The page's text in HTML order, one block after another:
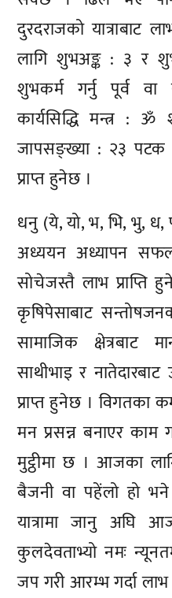
दुरदराजको
लागि शुभअङ्क : ३ र
शुभकर्म गर्नु पूर्व
कार्यसिद्धि मन्त्र :
जापसङ्ख्या : २३ पटक
प्राप्त हुनेछ ।
धनु (ये, यो, भ, भि, भु,
अध्ययन अध्यापन
सोचेजस्तै लाभ प्राप्ति
कृषिपेसाबाट
सामाजिक क्षेत्रबाट
साथीभाइ र
प्राप्त हुनेछ । विगतका
मन प्रसन्न बनाएर काम
मुट्ठीमा छ । आजका
बैजनी वा पहेंलो हो
यात्रामा जानु अघि
कुलदेवताभ्यो नमः
जप गरी आरम्भ गर्दा लाभ